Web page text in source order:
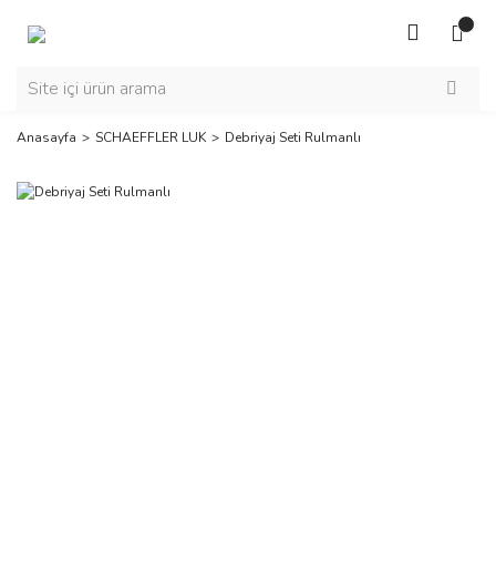
Anasayfa SCHAEFFLER LUK Debriyaj Seti Rulmanlı